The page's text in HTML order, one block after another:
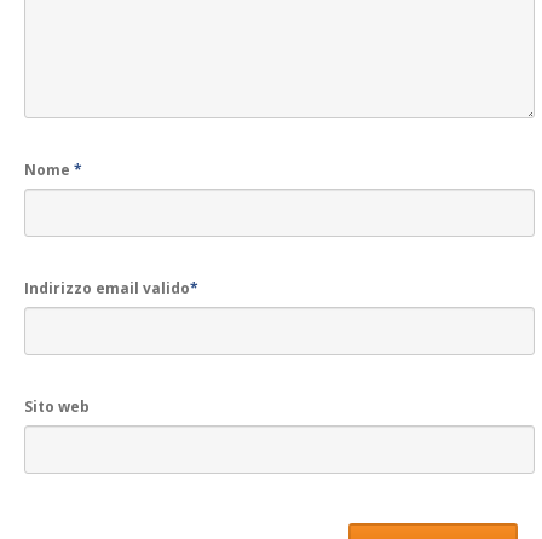
Nome *
Indirizzo email valido*
Sito web